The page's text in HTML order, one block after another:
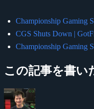
Championship Gaming
CGS Shuts Down |
Championship Gaming
この記事を書い